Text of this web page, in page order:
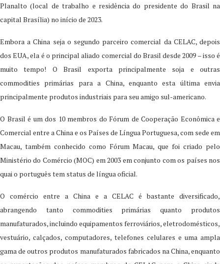
Planalto (local de trabalho e residência do presidente do Brasil na
capital Brasília) no início de 2023.
Embora a China seja o segundo parceiro comercial da CELAC, depois
dos EUA, ela é o principal aliado comercial do Brasil desde 2009 – isso é
muito tempo! O Brasil exporta principalmente soja e outras
commodities primárias para a China, enquanto esta última envia
principalmente produtos industriais para seu amigo sul-americano.
O Brasil é um dos 10 membros do Fórum de Cooperação Econômica e
Comercial entre a China e os Países de Língua Portuguesa, com sede em
Macau, também conhecido como Fórum Macau, que foi criado pelo
Ministério do Comércio (MOC) em 2003 em conjunto com os países nos
quai o português tem status de língua oficial.
O comércio entre a China e a CELAC é bastante diversificado,
abrangendo tanto commodities primárias quanto produtos
manufaturados, incluindo equipamentos ferroviários, eletrodomésticos,
vestuário, calçados, computadores, telefones celulares e uma ampla
gama de outros produtos manufaturados fabricados na China, enquanto